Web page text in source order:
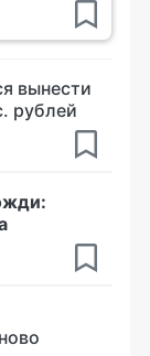
вынести
рублей